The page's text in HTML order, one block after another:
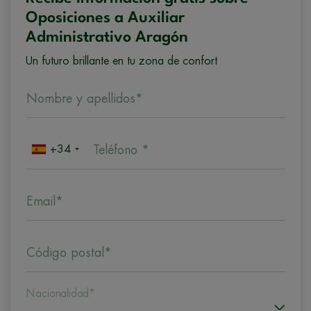
Oposiciones a Auxiliar
Administrativo Aragón
Un futuro brillante en tu zona de confort
Nombre y apellidos*
+34 Teléfono *
Email*
Código postal*
Nacionalidad*